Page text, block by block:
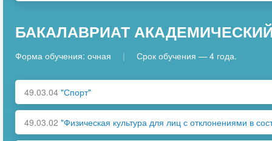
БАКАЛАВРИАТ
Форма обучения: очная | Срок обучения — 4 года.
49.03.04 "Спорт"
49.03.02 "Физическая культура для лиц с отклонениями в